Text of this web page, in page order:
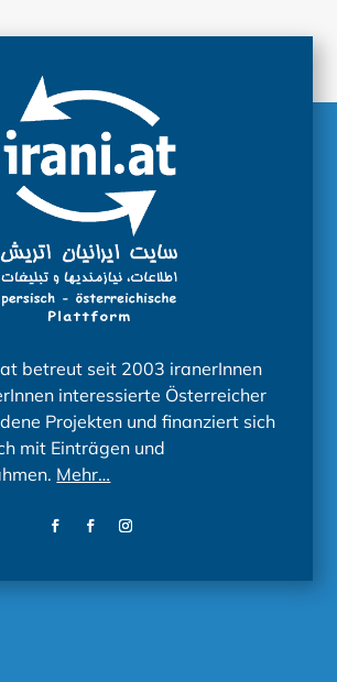
betreut seit 2003 iranerInnen
interessierte Österreicher
Projekten und finanziert sich
mit Einträgen und
Mehr…